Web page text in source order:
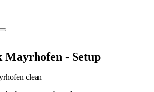
Mayrhofen - Setup